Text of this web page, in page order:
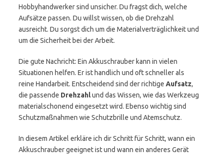
Hobbyhandwerker sind unsicher. Du fragst dich, welche
Aufsätze passen. Du willst wissen, ob die Drehzahl
ausreicht. Du sorgst dich um die Materialverträglichkeit und
um die Sicherheit bei der Arbeit.
Die gute Nachricht: Ein Akkuschrauber kann in vielen
Situationen helfen. Er ist handlich und oft schneller als
reine Handarbeit. Entscheidend sind der richtige Aufsatz,
die passende Drehzahlund das Wissen, wie das Werkzeug
materialschonend eingesetzt wird. Ebenso wichtig sind
Schutzmaßnahmen wie Schutzbrille und Atemschutz.
In diesem Artikel erkläre ich dir Schritt für Schritt, wann ein
Akkuschrauber geeignet ist und wann ein anderes Gerät